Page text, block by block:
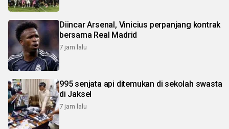
Diincar Arsenal, Vinicius perpanjang kontrak
bersama Real Madrid
7 jam lalu
995 senjata api ditemukan di sekolah swasta
di Jaksel
7 jam lalu